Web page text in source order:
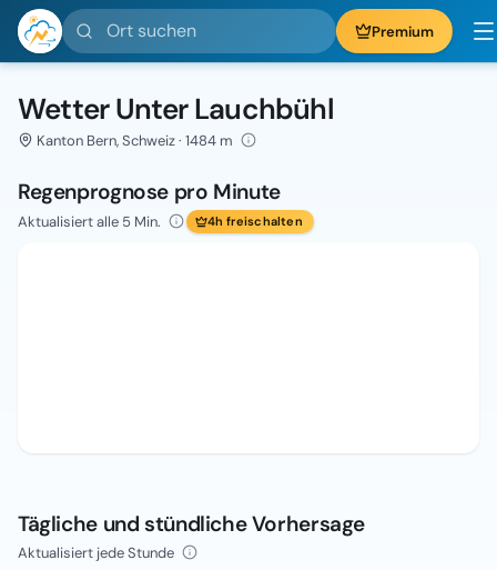
Ort suchen Premium
Wetter Unter Lauchbühl
Kanton Bern, Schweiz · 1484 m
Regenprognose pro Minute
Aktualisiert alle 5 Min. 4h freischalten
Tägliche und stündliche Vorhersage
Aktualisiert jede Stunde